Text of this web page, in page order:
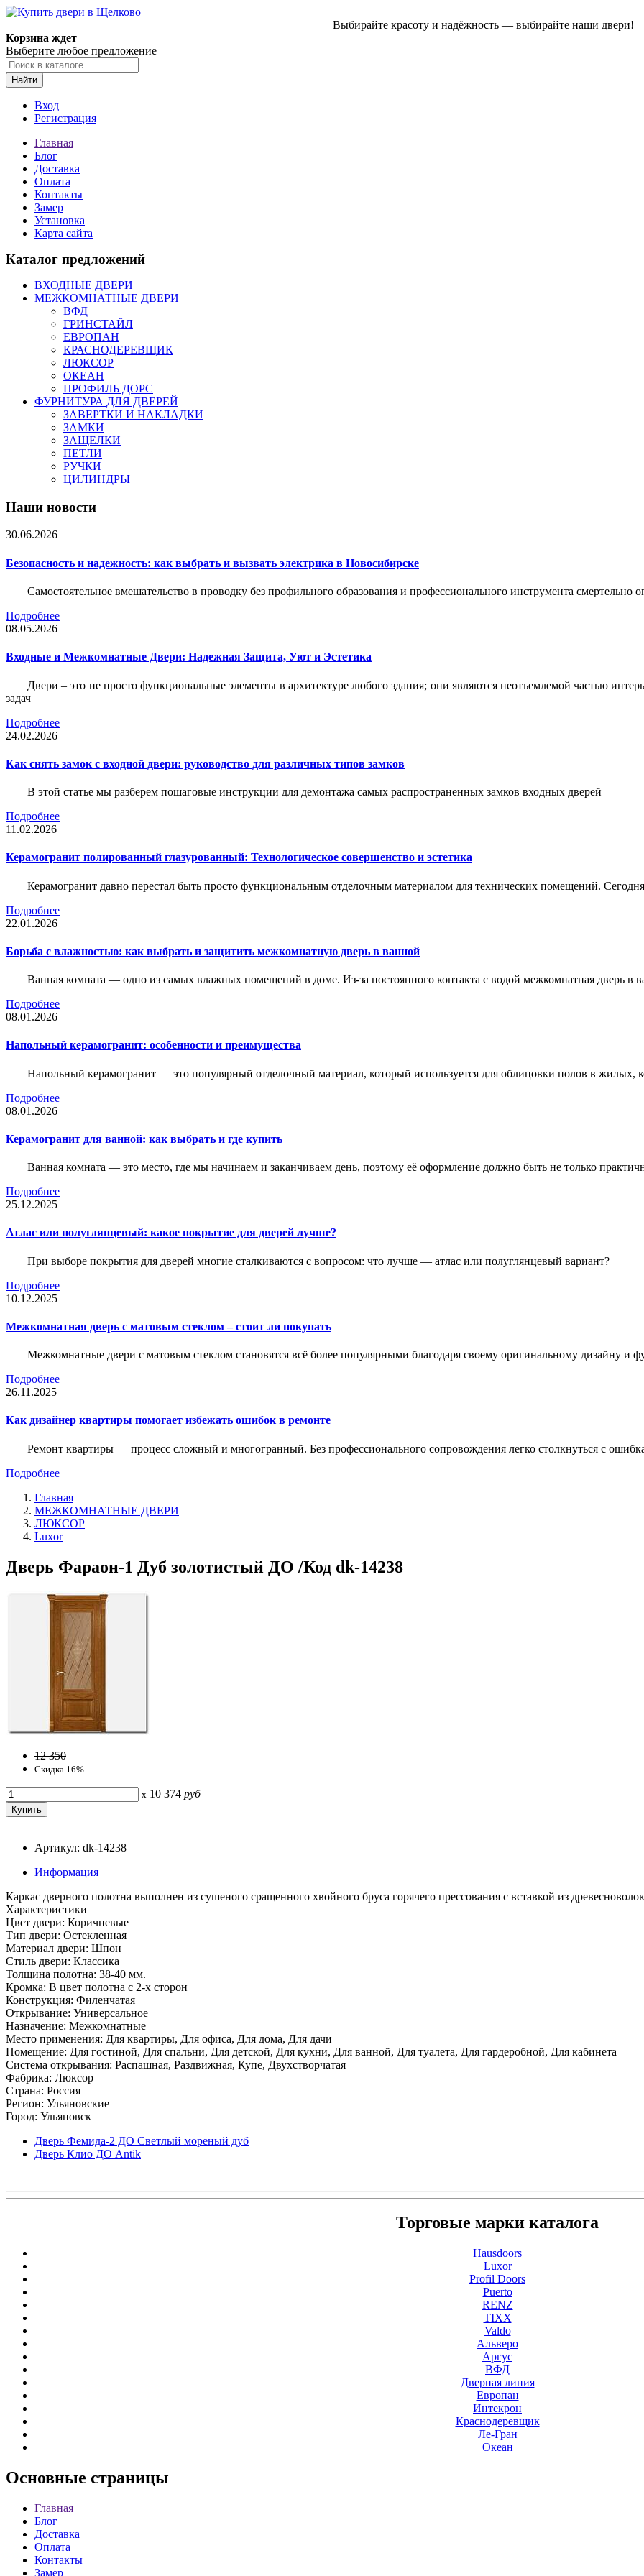
Выбирайте красоту и надёжность — выбирайте наши двери!
Корзина ждет
Выберите любое предложение
Найти
Вход
Регистрация
Главная
Блог
Доставка
Оплата
Контакты
Замер
Установка
Карта сайта
Каталог предложений
ВХОДНЫЕ ДВЕРИ
МЕЖКОМНАТНЫЕ ДВЕРИ
ВФД
ГРИНСТАЙЛ
ЕВРОПАН
КРАСНОДЕРЕВЩИК
ЛЮКСОР
ОКЕАН
ПРОФИЛЬ ДОРС
ФУРНИТУРА ДЛЯ ДВЕРЕЙ
ЗАВЕРТКИ И НАКЛАДКИ
ЗАМКИ
ЗАЩЕЛКИ
ПЕТЛИ
РУЧКИ
ЦИЛИНДРЫ
Наши новости
30.06.2026
Безопасность и надежность: как выбрать и вызвать электрика в Новосибирске
Самостоятельное вмешательство в проводку без профильного образования и профессионального инструмента смертельно
Подробнее
08.05.2026
Входные и Межкомнатные Двери: Надежная Защита, Уют и Эстетика
Двери – это не просто функциональные элементы в архитектуре любого здания; они являются неотъемлемой частью
задач
Подробнее
24.02.2026
Как снять замок с входной двери: руководство для различных типов замков
В этой статье мы разберем пошаговые инструкции для демонтажа самых распространенных замков входных дверей
Подробнее
11.02.2026
Керамогранит полированный глазурованный: Технологическое совершенство и эстетика
Керамогранит давно перестал быть просто функциональным отделочным материалом для технических помещений.
Подробнее
22.01.2026
Борьба с влажностью: как выбрать и защитить межкомнатную дверь в ванной
Ванная комната — одно из самых влажных помещений в доме. Из-за постоянного контакта с водой межкомнатная дверь в
Подробнее
08.01.2026
Напольный керамогранит: особенности и преимущества
Напольный керамогранит — это популярный отделочный материал, который используется для облицовки полов в
Подробнее
08.01.2026
Керамогранит для ванной: как выбрать и где купить
Ванная комната — это место, где мы начинаем и заканчиваем день, поэтому её оформление должно быть не только
Подробнее
25.12.2025
Атлас или полуглянцевый: какое покрытие для дверей лучше?
При выборе покрытия для дверей многие сталкиваются с вопросом: что лучше — атлас или полуглянцевый вариант?
Подробнее
10.12.2025
Межкомнатная дверь с матовым стеклом – стоит ли покупать
Межкомнатные двери с матовым стеклом становятся всё более популярными благодаря своему оригинальному дизайну и
Подробнее
26.11.2025
Как дизайнер квартиры помогает избежать ошибок в ремонте
Ремонт квартиры — процесс сложный и многогранный. Без профессионального сопровождения легко столкнуться с
Подробнее
Главная
МЕЖКОМНАТНЫЕ ДВЕРИ
ЛЮКСОР
Luxor
Дверь Фараон-1 Дуб золотистый ДО /Код dk-14238
12 350
Скидка 16%
x 10 374 руб
Артикул: dk-14238
Информация
Каркас дверного полотна выполнен из сушеного сращенного хвойного бруса горячего прессования с вставкой из
Характеристики
Цвет двери: Коричневые
Тип двери: Остекленная
Материал двери: Шпон
Стиль двери: Классика
Толщина полотна: 38-40 мм.
Кромка: В цвет полотна с 2-х сторон
Конструкция: Филенчатая
Открывание: Универсальное
Назначение: Межкомнатные
Место применения: Для квартиры, Для офиса, Для дома, Для дачи
Помещение: Для гостиной, Для спальни, Для детской, Для кухни, Для ванной, Для туалета, Для гардеробной, Для кабинета
Система открывания: Распашная, Раздвижная, Купе, Двухстворчатая
Фабрика: Люксор
Страна: Россия
Регион: Ульяновские
Город: Ульяновск
Дверь Фемида-2 ДО Светлый мореный дуб
Дверь Клио ДО Antik
Торговые марки каталога
Hausdoors
Luxor
Profil Doors
Puerto
RENZ
TIXX
Valdo
Альверо
Аргус
ВФД
Дверная линия
Европан
Интекрон
Краснодеревщик
Ле-Гран
Океан
Основные страницы
Главная
Блог
Доставка
Оплата
Контакты
Замер